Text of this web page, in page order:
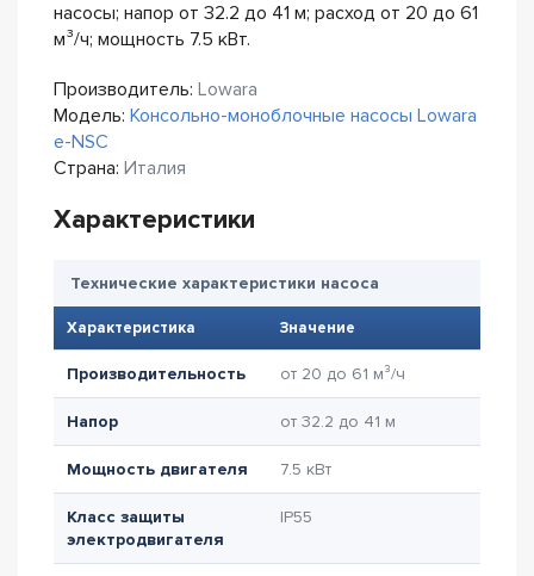
насосы; напор от 32.2 до 41 м; расход от 20 до 61
м³/ч; мощность 7.5 кВт.
Производитель: Lowara
Модель: Консольно-моноблочные насосы Lowara
e-NSC
Страна: Италия
Характеристики
Технические характеристики насоса
Характеристика Значение
Производительность от 20 до 61 м³/ч
Напор от 32.2 до 41 м
Мощность двигателя 7.5 кВт
Класс защиты
электродвигателя
IP55